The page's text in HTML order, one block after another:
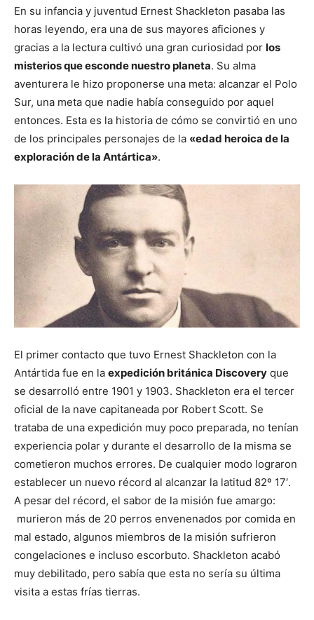
En su infancia y juventud Ernest Shackleton pasaba las
horas leyendo, era una de sus mayores aficiones y
gracias a la lectura cultivó una gran curiosidad por los
misterios que esconde nuestro planeta. Su alma
aventurera le hizo proponerse una meta: alcanzar el Polo
Sur, una meta que nadie había conseguido por aquel
entonces. Esta es la historia de cómo se convirtió en uno
de los principales personajes de la «edad heroica de la
exploración de la Antártica».
El primer contacto que tuvo Ernest Shackleton con la
Antártida fue en la expedición británica Discovery que
se desarrolló entre 1901 y 1903. Shackleton era el tercer
oficial de la nave capitaneada por Robert Scott. Se
trataba de una expedición muy poco preparada, no tenían
experiencia polar y durante el desarrollo de la misma se
cometieron muchos errores. De cualquier modo lograron
establecer un nuevo récord al alcanzar la latitud 82º 17′.
A pesar del récord, el sabor de la misión fue amargo:
murieron más de 20 perros envenenados por comida en
mal estado, algunos miembros de la misión sufrieron
congelaciones e incluso escorbuto. Shackleton acabó
muy debilitado, pero sabía que esta no sería su última
visita a estas frías tierras.